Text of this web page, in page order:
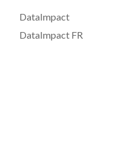
DataImpact
DataImpact FR